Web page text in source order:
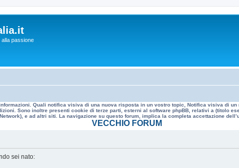
passione
Quali notifica visiva di una nuova risposta in un vostro topic, Notifica visiva di un
Sono inoltre presenti cookie di terze parti, esterni al software phpBB, relativi a (titolo
e ad altri siti. La navigazione su questo forum, implica la completa accettazione
VECCHIO FORUM
sei nato: